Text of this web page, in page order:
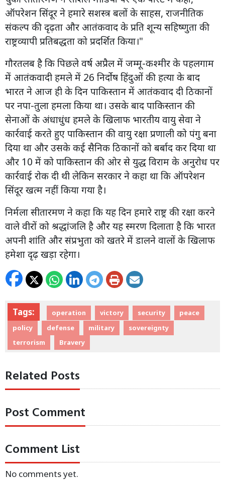
ऑपरेशन सिंदूर ने हमारे सशस्त्र बलों के साहस, राजनीतिक
संकल्प की दृढ़ता और आतंकवाद के प्रति शून्य सहिष्णुता की
राष्ट्रव्यापी प्रतिबद्धता को प्रदर्शित किया।"
गौरतलब है कि पिछले वर्ष अप्रैल में जम्मू-कश्मीर के पहलगाम
में आतंकवादी हमले में 26 निर्दोष हिंदुओं की हत्या के बाद
भारत ने आज ही के दिन पाकिस्तान में आतंकवाद दी ठिकानों
पर नपा-तुला हमला किया था। उसके बाद पाकिस्तान की
सेनाओं के अंधाधुंध हमले के खिलाफ भारतीय वायु सेवा ने
कार्रवाई करते हुए पाकिस्तान की वायु रक्षा प्रणाली को पंगु बना
दिया था और उसके कई सैनिक ठिकानों को बर्बाद कर दिया था
और 10 में को पाकिस्तान की ओर से युद्ध विराम के अनुरोध पर
कार्रवाई रोक दी थी लेकिन सरकार ने कहा था कि ऑपरेशन
सिंदूर खत्म नहीं किया गया है।
निर्मला सीतारमण ने कहा कि यह दिन हमारे राष्ट्र की रक्षा करने
वाले वीरों को श्रद्धांजलि है और यह स्मरण दिलाता है कि भारत
अपनी शांति और संप्रभुता को खतरे में डालने वालों के खिलाफ
हमेशा दृढ़ खड़ा रहेगा।
Tags: operation victory security
peace
policy
defense military
sovereignty
terrorism
Bravery
Related Posts
Post Comment
Comment List
No comments yet.